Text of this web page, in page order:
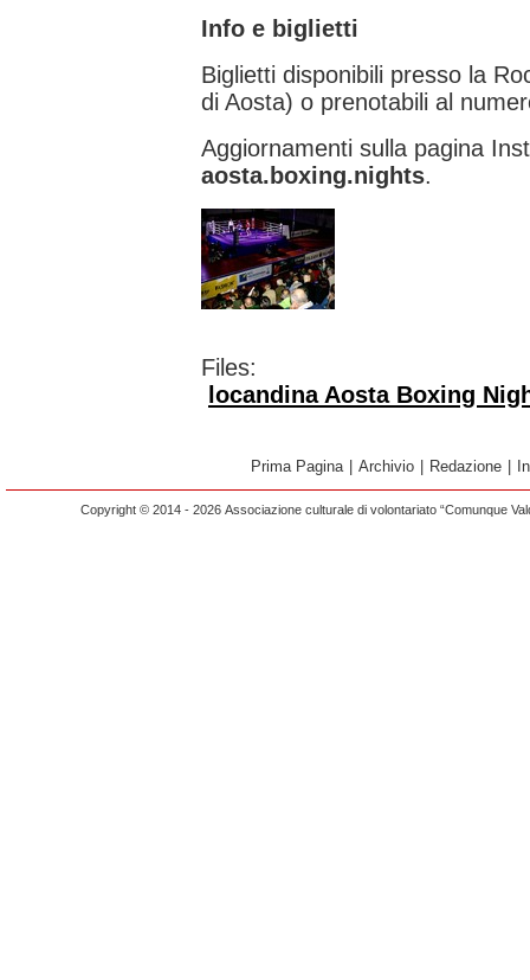
Info e biglietti
Biglietti disponibili presso la
di Aosta) o prenotabili al
Aggiornamenti sulla pagina
aosta.boxing.nights.
Files:
locandina Aosta Boxing
Prima Pagina Archivio Redazione
Copyright © 2014 - 2026 Associazione culturale di volontariato “Comunque